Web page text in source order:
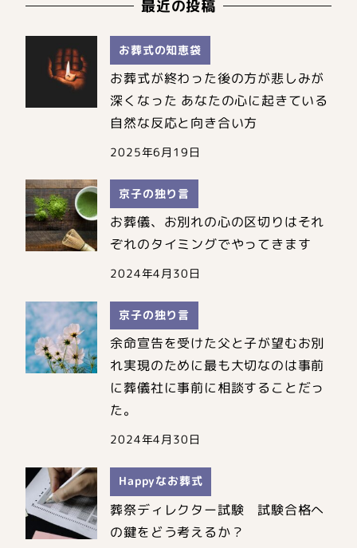
最近の投稿
お葬式の知恵袋
お葬式が終わった後の方が悲しみが
深くなった あなたの心に起きている
自然な反応と向き合い方
2025年6月19日
京子の独り言
お葬儀、お別れの心の区切りはそれ
ぞれのタイミングでやってきます
2024年4月30日
京子の独り言
余命宣告を受けた父と子が望むお別
れ実現のために最も大切なのは事前
に葬儀社に事前に相談することだっ
た。
2024年4月30日
Happyなお葬式
葬祭ディレクター試験 試験合格へ
の鍵をどう考えるか？